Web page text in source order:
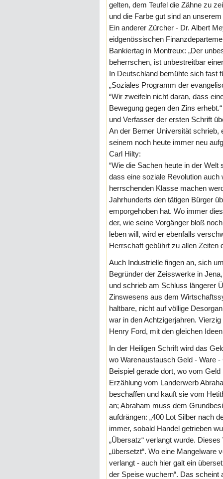
gelten, dem Teufel die Zähne zu
und die Farbe gut sind an unserem
Ein anderer Zürcher - Dr. Albert
eidgenössischen
Bankiertag in Montreux: „Der
beherrschen, ist unbestreitbar
In Deutschland bemühte sich fast
„Soziales Programm der
“Wir zweifeln nicht daran, dass
Bewegung gegen den Zins
und Verfasser der ersten Schrift
An der Berner Universität schrieb,
seinem noch heute immer neu
Carl Hilty:
“Wie die Sachen heute in der
dass eine soziale Revolution auch
herrschenden Klasse machen
Jahrhunderts den tätigen Bürger
emporgehoben hat. Wo immer
der, wie seine Vorgänger bloß
leben will, wird er ebenfalls
Herrschaft gebührt zu allen Zeiten
Auch Industrielle fingen an, sich
Begründer der Zeisswerke in
und schrieb am Schluss längerer
Zinswesens aus dem
haltbare, nicht auf völlige
war in den Achtzigerjahren.
Henry Ford, mit den gleichen
In der Heiligen Schrift wird das
wo Warenaustausch Geld - Ware
Beispiel gerade dort, wo vom
Erzählung vom Landerwerb
beschaffen und kauft sie vom
an; Abraham muss dem
aufdrängen: „400 Lot Silber nach
immer, sobald Handel getrieben
„Übersatz“ verlangt wurde.
„übersetzt“. Wo eine Mangelware
verlangt - auch hier galt ein
der Speise wuchern“. Das